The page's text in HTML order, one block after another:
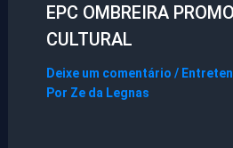
EPC OMBREIRA
CULTURAL
Deixe um comentário /
Por Ze da Legnas